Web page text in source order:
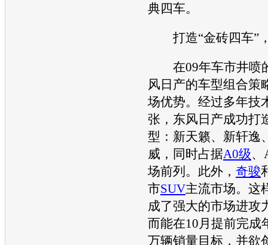
典四车。
打造“金砖四车”
在09年车市井喷
风日产的车型组合策
场优势。经过多年技
张， 东风日产成功打
型 ： 新天籁、 新轩逸
威 ，同时占据A0级、
场前列。此外， 奇骏
市SUV主流市场。这
成了强大的市场进攻
而能在10月提前完成
万辆销量目标，并欲